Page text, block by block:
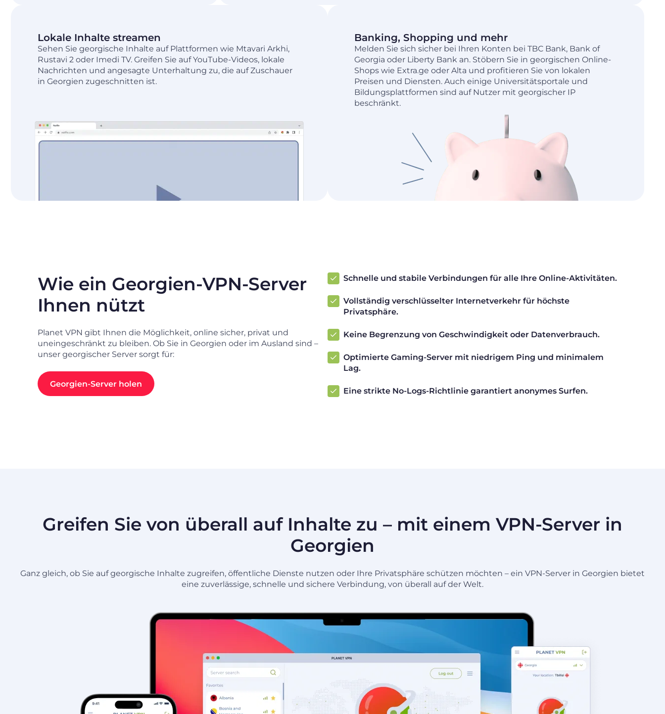
Lokale Inhalte streamen
Sehen Sie georgische Inhalte auf Plattformen wie Mtavari Arkhi,
Rustavi 2 oder Imedi TV. Greifen Sie auf YouTube-Videos, lokale
Nachrichten und angesagte Unterhaltung zu, die auf Zuschauer
in Georgien zugeschnitten ist.
Banking, Shopping und mehr
Melden Sie sich sicher bei Ihren Konten bei TBC Bank, Bank of
Georgia oder Liberty Bank an. Stöbern Sie in georgischen Online-
Shops wie Extra.ge oder Alta und profitieren Sie von lokalen
Preisen und Diensten. Auch einige Universitätsportale und
Bildungsplattformen sind auf Nutzer mit georgischer IP
beschränkt.
Wie ein Georgien-VPN-Server
Ihnen nützt
Planet VPN gibt Ihnen die Möglichkeit, online sicher, privat und
uneingeschränkt zu bleiben. Ob Sie in Georgien oder im Ausland sind –
unser georgischer Server sorgt für:
Georgien-Server holen
Schnelle und stabile Verbindungen für alle Ihre Online-Aktivitäten.
Vollständig verschlüsselter Internetverkehr für höchste
Privatsphäre.
Keine Begrenzung von Geschwindigkeit oder Datenverbrauch.
Optimierte Gaming-Server mit niedrigem Ping und minimalem
Lag.
Eine strikte No-Logs-Richtlinie garantiert anonymes Surfen.
Greifen Sie von überall auf Inhalte zu – mit einem VPN-Server in
Georgien
Ganz gleich, ob Sie auf georgische Inhalte zugreifen, öffentliche Dienste nutzen oder Ihre Privatsphäre schützen möchten – ein VPN-Server in Georgien bietet
eine zuverlässige, schnelle und sichere Verbindung, von überall auf der Welt.